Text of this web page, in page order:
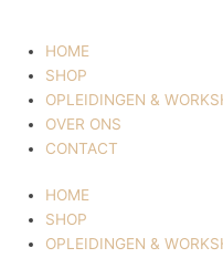
HOME
SHOP
OPLEIDINGEN &
OVER ONS
CONTACT
HOME
SHOP
OPLEIDINGEN &